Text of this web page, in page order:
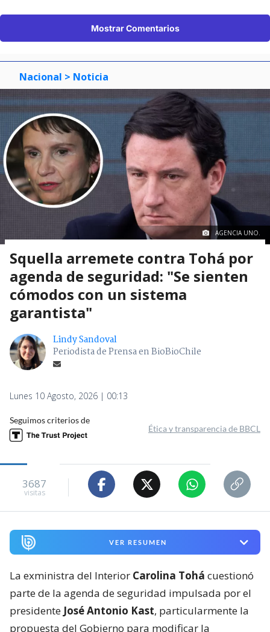
Mostrar Comentarios
Nacional > Noticia
AGENCIA UNO.
Squella arremete contra Tohá por
agenda de seguridad: "Se sienten
cómodos con un sistema
garantista"
Lindy Sandoval
Periodista de Prensa en BioBioChile
Lunes 10 Agosto, 2026 | 00:13
Seguimos criterios de
Ética y transparencia de BBCL
3687
visitas
VER RESUMEN
La exministra del Interior Carolina Tohá cuestionó
parte de la agenda de seguridad impulsada por el
presidente José Antonio Kast, particularmente la
propuesta del Gobierno para modificar la